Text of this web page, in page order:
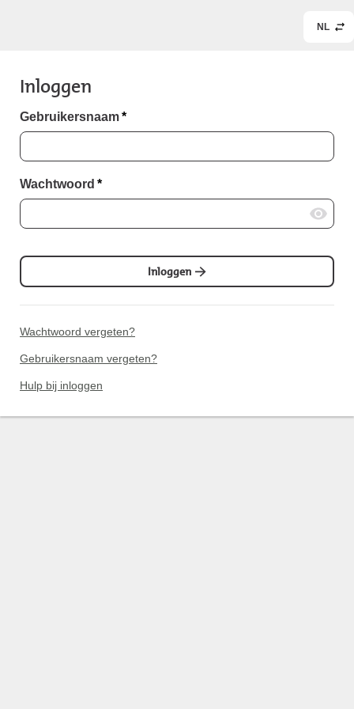
NL
Inloggen
Gebruikersnaam*
Wachtwoord *
Inloggen
Wachtwoord vergeten?
Gebruikersnaam vergeten?
Hulp bij inloggen